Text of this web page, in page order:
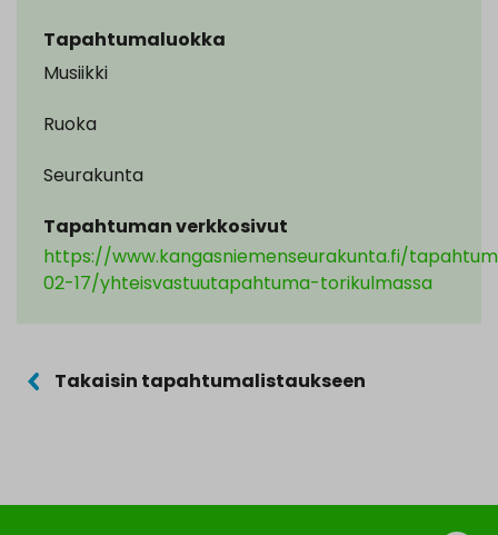
Tapahtumaluokka
Musiikki
Ruoka
Seurakunta
Tapahtuman verkkosivut
https://www.kangasniemenseurakunta.fi/
02-17/yhteisvastuutapahtuma-torikulmassa
Takaisin tapahtumalistaukseen